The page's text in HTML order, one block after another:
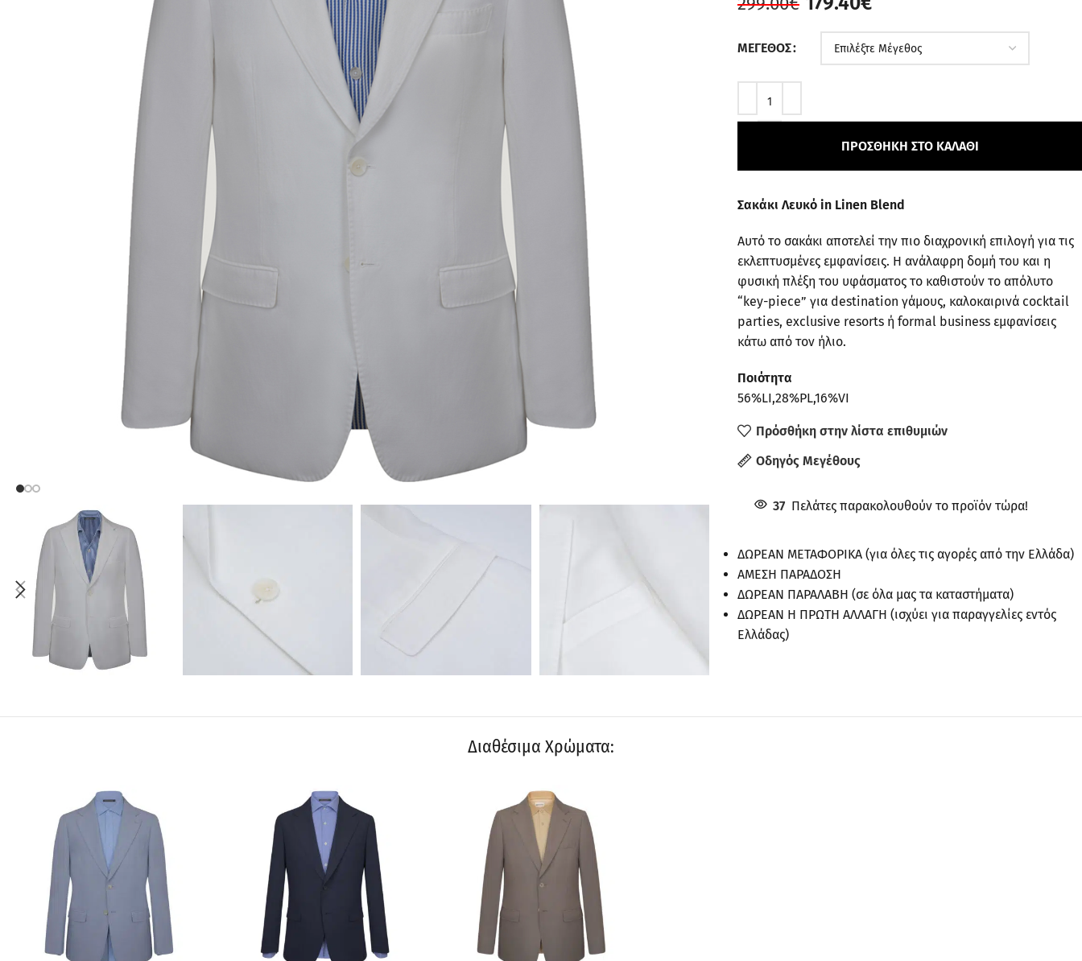
ΜΈΓΕΘΟΣ
ΠΡΟΣΘΉΚΗ ΣΤΟ ΚΑΛΆΘΙ
Σακάκι Λευκό in Linen Blend
Αυτό το σακάκι αποτελεί την πιο διαχρονική επιλογή για τις
εκλεπτυσμένες εμφανίσεις. Η ανάλαφρη δομή του και η
φυσική πλέξη του υφάσματος το καθιστούν το απόλυτο
“key-piece” για destination γάμους, καλοκαιρινά cocktail
parties, exclusive resorts ή formal business εμφανίσεις
κάτω από τον ήλιο.
Ποιότητα
56%LI,28%PL,16%VI
Πρόσθήκη στην λίστα επιθυμιών
Οδηγός Μεγέθους
37 Πελάτες παρακολουθούν το προϊόν τώρα!
ΔΩΡΕΑΝ ΜΕΤΑΦΟΡΙΚΑ (για όλες τις αγορές από την Ελλάδα)
ΑΜΕΣΗ ΠΑΡΑΔΟΣΗ
ΔΩΡΕΑΝ ΠΑΡΑΛΑΒΗ (σε όλα μας τα καταστήματα)
ΔΩΡΕΑΝ Η ΠΡΩΤΗ ΑΛΛΑΓΗ (ισχύει για παραγγελίες εντός
Ελλάδας)
Διαθέσιμα Χρώματα:
ΠΡΟΣΦΟΡΆ ΠΡΟΣΦΟΡΆ ΠΡΟΣΦΟΡΆ